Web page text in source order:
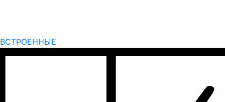
ВСТРОЕННЫЕ